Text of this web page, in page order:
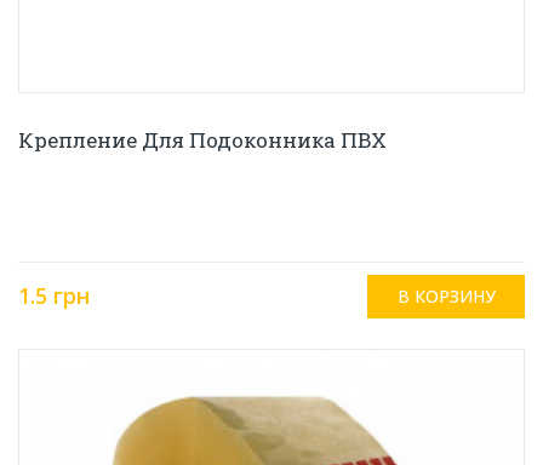
Крепление Для Подоконника ПВХ
1.5 грн